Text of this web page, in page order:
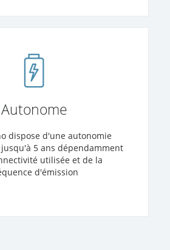
Autonome
dispose d'une autonomie
5 ans dépendamment
utilisée et de la
d'émission